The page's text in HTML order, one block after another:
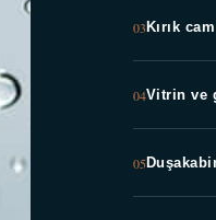
03Kırık
04Vitrin ve
05